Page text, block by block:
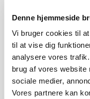
Denne hjemmeside
Vi bruger cookies til
til at vise dig
analysere vores
brug af vores website
sociale medier,
Vores partnere kan
BUSINESS
Lave grisepriser
forsigtighed
KLUMME